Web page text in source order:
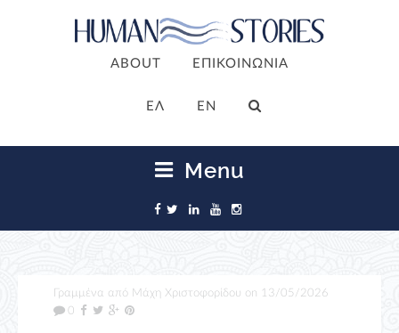
ABOUT ΕΠΙΚΟΙΝΩΝΙΑ
ΕΛ EN
Menu
Γραμμένα από Μάχη Χριστοφορίδου on 13/05/2026
0